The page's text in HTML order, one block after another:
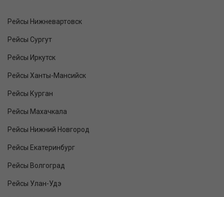
Рейсы Нижневартовск
Рейсы Сургут
Рейсы Иркутск
Рейсы Ханты-Мансийск
Рейсы Курган
Рейсы Махачкала
Рейсы Нижний Новгород
Рейсы Екатеринбург
Рейсы Волгоград
Рейсы Улан-Удэ